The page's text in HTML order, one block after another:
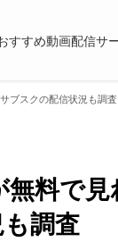
すすめ動画配信サ
ブスクの配信状況も調査
料で見
調査